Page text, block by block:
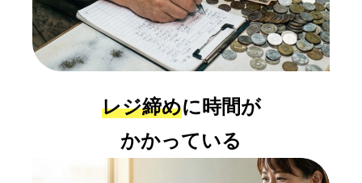
レジ締めに時間が
かかっている